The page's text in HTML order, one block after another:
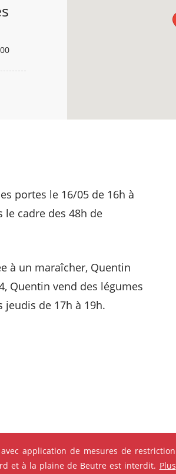
application de mesures de restriction
et à la plaine de Beutre est interdit. Plus
portes le 16/05 de 16h à
le cadre des 48h de
à un maraîcher, Quentin
Quentin vend des légumes
de 17h à 19h.